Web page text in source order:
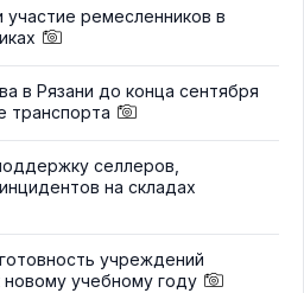
участие ремесленников в
в Рязани до конца сентября
транспорта
селлеров,
на складах
учреждений
новому учебному году